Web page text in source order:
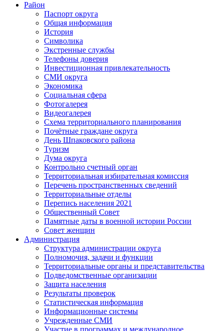
Район
Паспорт округа
Общая информация
История
Символика
Экстренные службы
Телефоны доверия
Инвестиционная привлекательность
СМИ округа
Экономика
Социальная сфера
Фотогалерея
Видеогалерея
Схема территориального планирования
Почётные граждане округа
День Шпаковского района
Туризм
Дума округа
Контрольно счетный орган
Территориальная избирательная комиссия
Перечень пространственных сведений
Территориальные отделы
Перепись населения 2021
Общественный Совет
Памятные даты в военной истории России
Совет женщин
Администрация
Структура администрации округа
Полномочия, задачи и функции
Территориальные органы и представительства
Подведомственные организации
Защита населения
Результаты проверок
Статистическая информация
Информационные системы
Учрежденные СМИ